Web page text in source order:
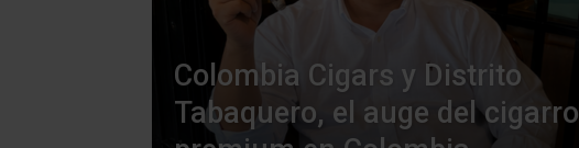
Colombia Cigars y Distrito
Tabaquero, el auge del cigarro